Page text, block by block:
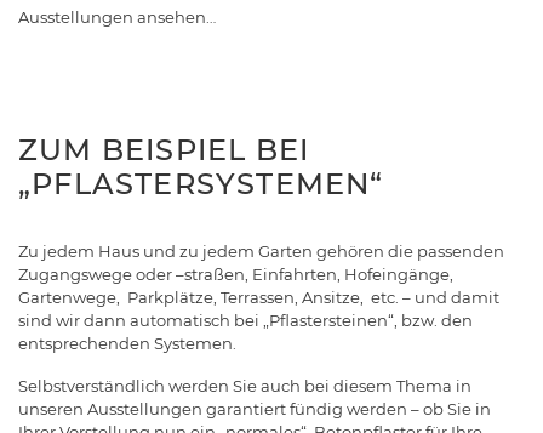
Ausstellungen ansehen…
ZUM BEISPIEL BEI
„PFLASTERSYSTEMEN“
Zu jedem Haus und zu jedem Garten gehören die passenden
Zugangswege oder –straßen, Einfahrten, Hofeingänge,
Gartenwege, Parkplätze, Terrassen, Ansitze, etc. – und damit
sind wir dann automatisch bei „Pflastersteinen“, bzw. den
entsprechenden Systemen.
Selbstverständlich werden Sie auch bei diesem Thema in
unseren Ausstellungen garantiert fündig werden – ob Sie in